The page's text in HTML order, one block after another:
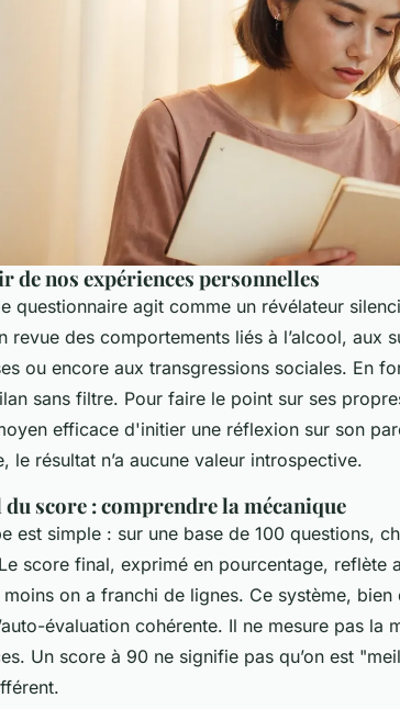
de nos expériences personnelles
questionnaire agit comme un révélateur
revue des comportements liés à l’alcool, aux
ou encore aux transgressions sociales. En
sans filtre. Pour faire le point sur ses
efficace d'initier une réflexion sur son
le résultat n’a aucune valeur introspective.
du score : comprendre la mécanique
est simple : sur une base de 100 questions,
score final, exprimé en pourcentage, reflète
on a franchi de lignes. Ce système,
évaluation cohérente. Il ne mesure pas la
Un score à 90 ne signifie pas qu’on est